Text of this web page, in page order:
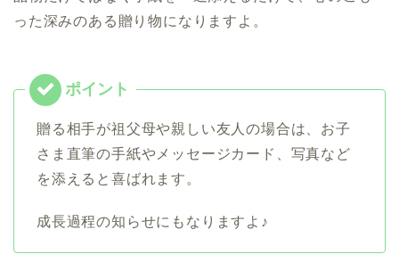
った深みのある贈り物になりますよ。
贈る相手が祖父母や親しい友人の場合は、お子
さま直筆の手紙やメッセージカード、写真など
を添えると喜ばれます。
成長過程の知らせにもなりますよ♪